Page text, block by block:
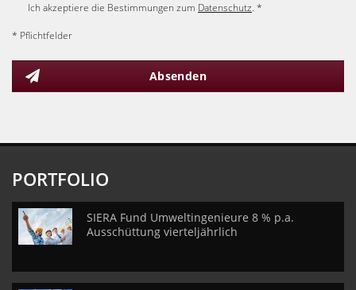
Ich akzeptiere die Bestimmungen zum Datenschutz. *
* Pflichtfelder
Absenden
PORTFOLIO
SIERA Fund Umweltingenieure 8 % p.a.
Ausschüttung vierteljährlich